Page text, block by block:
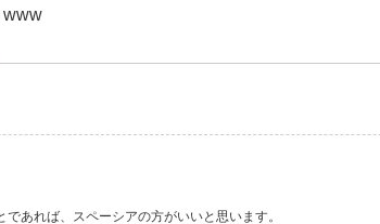
www
あれば、スペーシアの方がいいと思います。